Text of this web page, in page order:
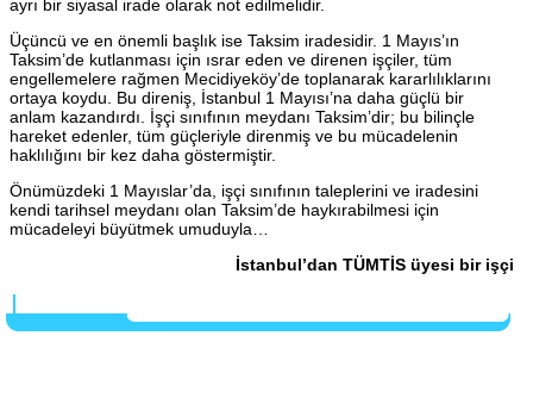
ayrı bir siyasal irade olarak not edilmelidir.
Üçüncü ve en önemli başlık ise Taksim iradesidir. 1 Mayıs’ın
Taksim’de kutlanması için ısrar eden ve direnen işçiler, tüm
engellemelere rağmen Mecidiyeköy’de toplanarak kararlılıklarını
ortaya koydu. Bu direniş, İstanbul 1 Mayısı’na daha güçlü bir
anlam kazandırdı. İşçi sınıfının meydanı Taksim’dir; bu bilinçle
hareket edenler, tüm güçleriyle direnmiş ve bu mücadelenin
haklılığını bir kez daha göstermiştir.
Önümüzdeki 1 Mayıslar’da, işçi sınıfının taleplerini ve iradesini
kendi tarihsel meydanı olan Taksim’de haykırabilmesi için
mücadeleyi büyütmek umuduyla…
İstanbul’dan TÜMTİS üyesi bir işçi